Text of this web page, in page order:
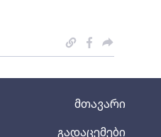
მთავარი
გადაცემები